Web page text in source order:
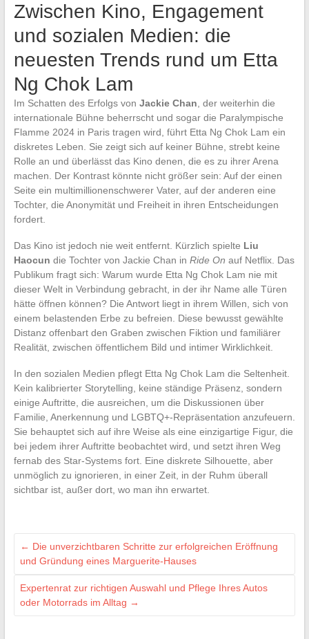
Zwischen Kino, Engagement
und sozialen Medien: die
neuesten Trends rund um Etta
Ng Chok Lam
Im Schatten des Erfolgs von Jackie Chan , der weiterhin die
internationale Bühne beherrscht und sogar die Paralympische
Flamme 2024 in Paris tragen wird, führt Etta Ng Chok Lam ein
diskretes Leben. Sie zeigt sich auf keiner Bühne, strebt keine
Rolle an und überlässt das Kino denen, die es zu ihrer Arena
machen. Der Kontrast könnte nicht größer sein: Auf der einen
Seite ein multimillionenschwerer Vater, auf der anderen eine
Tochter, die Anonymität und Freiheit in ihren Entscheidungen
fordert.
Das Kino ist jedoch nie weit entfernt. Kürzlich spielte Liu
Haocun die Tochter von Jackie Chan in Ride On auf Netflix. Das
Publikum fragt sich: Warum wurde Etta Ng Chok Lam nie mit
dieser Welt in Verbindung gebracht, in der ihr Name alle Türen
hätte öffnen können? Die Antwort liegt in ihrem Willen, sich von
einem belastenden Erbe zu befreien. Diese bewusst gewählte
Distanz offenbart den Graben zwischen Fiktion und familiärer
Realität, zwischen öffentlichem Bild und intimer Wirklichkeit.
In den sozialen Medien pflegt Etta Ng Chok Lam die Seltenheit.
Kein kalibrierter Storytelling, keine ständige Präsenz, sondern
einige Auftritte, die ausreichen, um die Diskussionen über
Familie, Anerkennung und LGBTQ+-Repräsentation anzufeuern.
Sie behauptet sich auf ihre Weise als eine einzigartige Figur, die
bei jedem ihrer Auftritte beobachtet wird, und setzt ihren Weg
fernab des Star-Systems fort. Eine diskrete Silhouette, aber
unmöglich zu ignorieren, in einer Zeit, in der Ruhm überall
sichtbar ist, außer dort, wo man ihn erwartet.
← Die unverzichtbaren Schritte zur erfolgreichen Eröffnung
und Gründung eines Marguerite-Hauses
Expertenrat zur richtigen Auswahl und Pflege Ihres Autos
oder Motorrads im Alltag →